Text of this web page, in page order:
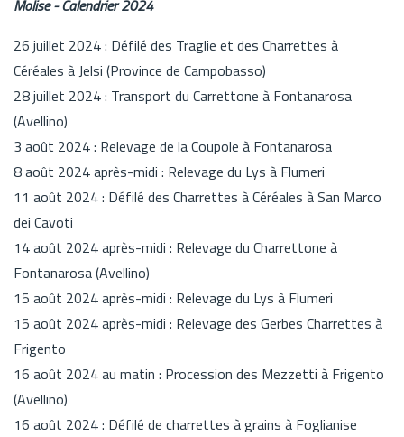
Molise - Calendrier 2024
26 juillet 2024 : Défilé des Traglie et des Charrettes à
Céréales à Jelsi (Province de Campobasso)
28 juillet 2024 : Transport du Carrettone à Fontanarosa
(Avellino)
3 août 2024 : Relevage de la Coupole à Fontanarosa
8 août 2024 après-midi : Relevage du Lys à Flumeri
11 août 2024 : Défilé des Charrettes à Céréales à San Marco
dei Cavoti
14 août 2024 après-midi : Relevage du Charrettone à
Fontanarosa (Avellino)
15 août 2024 après-midi : Relevage du Lys à Flumeri
15 août 2024 après-midi : Relevage des Gerbes Charrettes à
Frigento
16 août 2024 au matin : Procession des Mezzetti à Frigento
(Avellino)
16 août 2024 : Défilé de charrettes à grains à Foglianise